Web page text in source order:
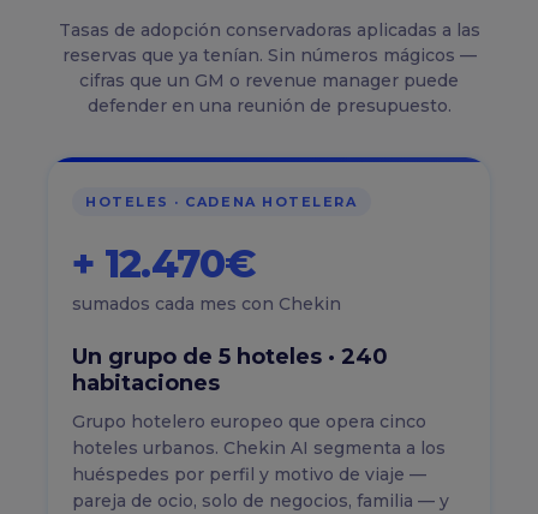
Tasas de adopción conservadoras aplicadas a las
reservas que ya tenían. Sin números mágicos —
cifras que un GM o revenue manager puede
defender en una reunión de presupuesto.
HOTELES · CADENA HOTELERA
+ 12.470€
sumados cada mes con Chekin
Un grupo de 5 hoteles · 240
habitaciones
Grupo hotelero europeo que opera cinco
hoteles urbanos. Chekin AI segmenta a los
huéspedes por perfil y motivo de viaje —
pareja de ocio, solo de negocios, familia — y